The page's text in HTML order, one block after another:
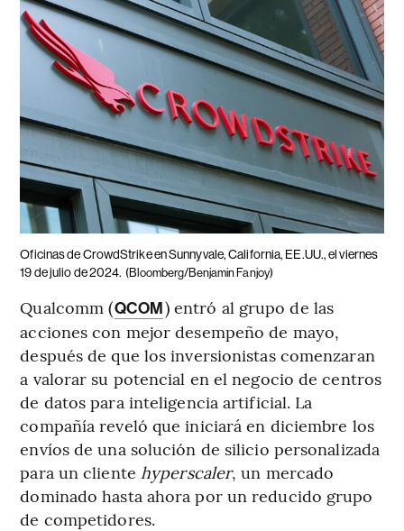
Oficinas de CrowdStrike en Sunnyvale, California, EE.UU., el viernes
19 de julio de 2024. (Bloomberg/Benjamin Fanjoy)
Qualcomm (QCOM) entró al grupo de las
acciones con mejor desempeño de mayo,
después de que los inversionistas comenzaran
a valorar su potencial en el negocio de centros
de datos para inteligencia artificial. La
compañía reveló que iniciará en diciembre los
envíos de una solución de silicio personalizada
para un cliente hyperscaler, un mercado
dominado hasta ahora por un reducido grupo
de competidores.